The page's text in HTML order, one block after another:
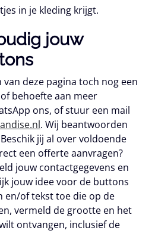
in je kleding krijgt.
jouw
deze pagina toch nog een
behoefte aan meer
ons, of stuur een mail
. Wij beantwoorden
jij al over voldoende
een offerte aanvragen?
jouw contactgegevens en
jouw idee voor de buttons
en/of tekst toe die op de
vermeld de grootte en het
ontvangen, inclusief de